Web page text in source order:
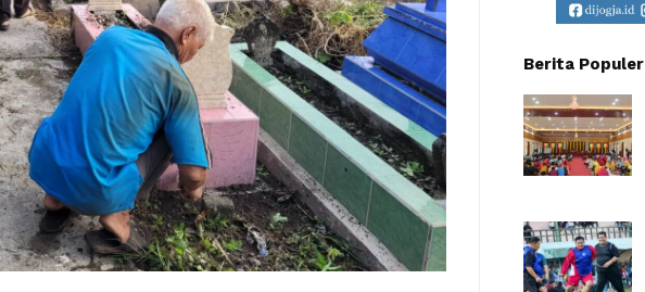
Berita Populer